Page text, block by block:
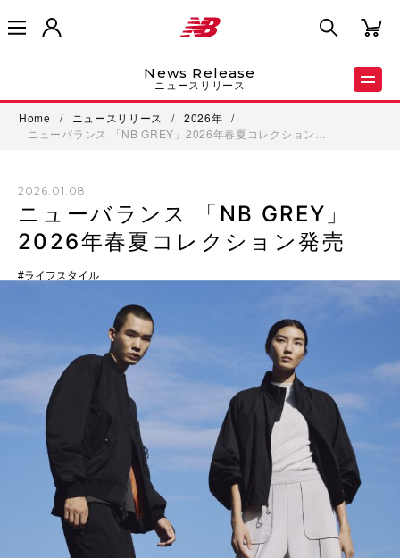
News Release
ニュースリリース
Home / ニュースリリース / 2026年
/
ニューバランス 「NB GREY」2026年春夏コレクション…
2026.01.08
ニューバランス 「NB GREY」
2026年春夏コレクション発売
ライフスタイル